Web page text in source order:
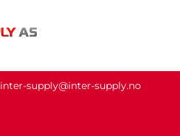
inter-supply@inter-supply.no